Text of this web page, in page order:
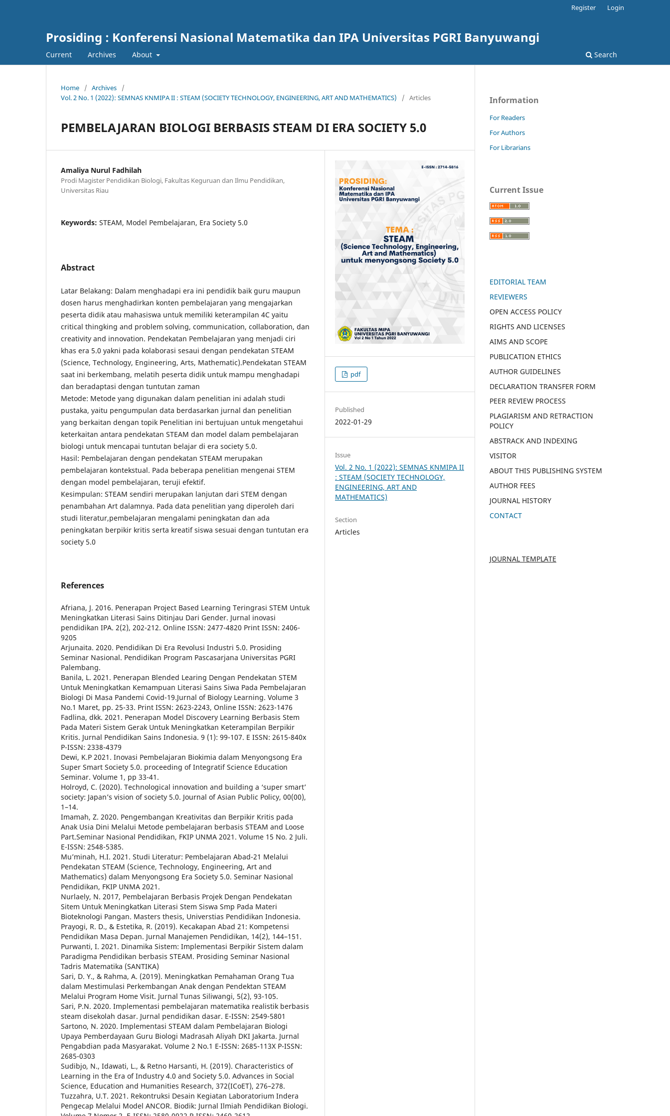
Prosiding : Konferensi Nasional Matematika dan IPA Universitas PGRI Banyuwangi
Current Archives About Search
Register Login
Home / Archives
/
Vol. 2 No. 1 (2022): SEMNAS KNMIPA II : STEAM (SOCIETY TECHNOLOGY, ENGINEERING, ART AND MATHEMATICS)
/ Articles
PEMBELAJARAN BIOLOGI BERBASIS STEAM DI ERA SOCIETY 5.0
Amaliya Nurul Fadhilah
Prodi Magister Pendidikan Biologi, Fakultas Keguruan dan Ilmu Pendidikan,
Universitas Riau
Keywords: STEAM, Model Pembelajaran, Era Society 5.0
Abstract
Latar Belakang: Dalam menghadapi era ini pendidik baik guru maupun
dosen harus menghadirkan konten pembelajaran yang mengajarkan
peserta didik atau mahasiswa untuk memiliki keterampilan 4C yaitu
critical thingking and problem solving, communication, collaboration, dan
creativity and innovation. Pendekatan Pembelajaran yang menjadi ciri
khas era 5.0 yakni pada kolaborasi sesaui dengan pendekatan STEAM
(Science, Technology, Engineering, Arts, Mathematic).Pendekatan STEAM
saat ini berkembang, melatih peserta didik untuk mampu menghadapi
dan beradaptasi dengan tuntutan zaman
Metode: Metode yang digunakan dalam penelitian ini adalah studi
pustaka, yaitu pengumpulan data berdasarkan jurnal dan penelitian
yang berkaitan dengan topik Penelitian ini bertujuan untuk mengetahui
keterkaitan antara pendekatan STEAM dan model dalam pembelajaran
biologi untuk mencapai tuntutan belajar di era society 5.0.
Hasil: Pembelajaran dengan pendekatan STEAM merupakan
pembelajaran kontekstual. Pada beberapa penelitian mengenai STEM
dengan model pembelajaran, teruji efektif.
Kesimpulan: STEAM sendiri merupakan lanjutan dari STEM dengan
penambahan Art dalamnya. Pada data penelitian yang diperoleh dari
studi literatur,pembelajaran mengalami peningkatan dan ada
peningkatan berpikir kritis serta kreatif siswa sesuai dengan tuntutan era
society 5.0
References
Afriana, J. 2016. Penerapan Project Based Learning Teringrasi STEM Untuk
Meningkatkan Literasi Sains Ditinjau Dari Gender. Jurnal inovasi
pendidikan IPA. 2(2), 202-212. Online ISSN: 2477-4820 Print ISSN: 2406-
9205
Arjunaita. 2020. Pendidikan Di Era Revolusi Industri 5.0. Prosiding
Seminar Nasional. Pendidikan Program Pascasarjana Universitas PGRI
Palembang.
Banila, L. 2021. Penerapan Blended Learing Dengan Pendekatan STEM
Untuk Meningkatkan Kemampuan Literasi Sains Siwa Pada Pembelajaran
Biologi Di Masa Pandemi Covid-19.Jurnal of Biology Learning. Volume 3
No.1 Maret, pp. 25-33. Print ISSN: 2623-2243, Online ISSN: 2623-1476
Fadlina, dkk. 2021. Penerapan Model Discovery Learning Berbasis Stem
Pada Materi Sistem Gerak Untuk Meningkatkan Keterampilan Berpikir
Kritis. Jurnal Pendidikan Sains Indonesia. 9 (1): 99-107. E ISSN: 2615-840x
P-ISSN: 2338-4379
Dewi, K.P 2021. Inovasi Pembelajaran Biokimia dalam Menyongsong Era
Super Smart Society 5.0. proceeding of Integratif Science Education
Seminar. Volume 1, pp 33-41.
Holroyd, C. (2020). Technological innovation and building a ‘super smart’
society: Japan’s vision of society 5.0. Journal of Asian Public Policy, 00(00),
1–14.
Imamah, Z. 2020. Pengembangan Kreativitas dan Berpikir Kritis pada
Anak Usia Dini Melalui Metode pembelajaran berbasis STEAM and Loose
Part.Seminar Nasional Pendidikan, FKIP UNMA 2021. Volume 15 No. 2 Juli.
E-ISSN: 2548-5385.
Mu’minah, H.I. 2021. Studi Literatur: Pembelajaran Abad-21 Melalui
Pendekatan STEAM (Science, Technology, Engineering, Art and
Mathematics) dalam Menyongsong Era Society 5.0. Seminar Nasional
Pendidikan, FKIP UNMA 2021.
Nurlaely, N. 2017, Pembelajaran Berbasis Projek Dengan Pendekatan
Sitem Untuk Meningkatkan Literasi Stem Siswa Smp Pada Materi
Bioteknologi Pangan. Masters thesis, Universtias Pendidikan Indonesia.
Prayogi, R. D., & Estetika, R. (2019). Kecakapan Abad 21: Kompetensi
Pendidikan Masa Depan. Jurnal Manajemen Pendidikan, 14(2), 144–151.
Purwanti, I. 2021. Dinamika Sistem: Implementasi Berpikir Sistem dalam
Paradigma Pendidikan berbasis STEAM. Prosiding Seminar Nasional
Tadris Matematika (SANTIKA)
Sari, D. Y., & Rahma, A. (2019). Meningkatkan Pemahaman Orang Tua
dalam Mestimulasi Perkembangan Anak dengan Pendektan STEAM
Melalui Program Home Visit. Jurnal Tunas Siliwangi, 5(2), 93-105.
Sari, P.N. 2020. Implementasi pembelajaran matematika realistik berbasis
steam disekolah dasar. Jurnal pendidikan dasar. E-ISSN: 2549-5801
Sartono, N. 2020. Implementasi STEAM dalam Pembelajaran Biologi
Upaya Pemberdayaan Guru Biologi Madrasah Aliyah DKI Jakarta. Jurnal
Pengabdian pada Masyarakat. Volume 2 No.1 E-ISSN: 2685-113X P-ISSN:
2685-0303
Sudibjo, N., Idawati, L., & Retno Harsanti, H. (2019). Characteristics of
Learning in the Era of Industry 4.0 and Society 5.0. Advances in Social
Science, Education and Humanities Research, 372(ICoET), 276–278.
Tuzzahra, U.T. 2021. Rekontruksi Desain Kegiatan Laboratorium Indera
Pengecap Melalui Model ANCOR. Biodik: Jurnal Ilmiah Pendidikan Biologi.
pdf
Published
2022-01-29
Issue
Vol. 2 No. 1 (2022): SEMNAS KNMIPA II
: STEAM (SOCIETY TECHNOLOGY,
ENGINEERING, ART AND
MATHEMATICS)
Section
Articles
Information
For Readers
For Authors
For Librarians
Current Issue
EDITORIAL TEAM
REVIEWERS
OPEN ACCESS POLICY
RIGHTS AND LICENSES
AIMS AND SCOPE
PUBLICATION ETHICS
AUTHOR GUIDELINES
DECLARATION TRANSFER FORM
PEER REVIEW PROCESS
PLAGIARISM AND RETRACTION
POLICY
ABSTRACK AND INDEXING
VISITOR
ABOUT THIS PUBLISHING SYSTEM
AUTHOR FEES
JOURNAL HISTORY
CONTACT
JOURNAL TEMPLATE